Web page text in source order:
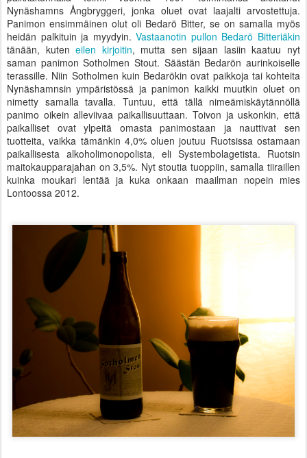
Nynäshamns Ångbryggeri, jonka oluet ovat laajalti arvostettuja.
Panimon ensimmäinen olut oli Bedarö Bitter, se on samalla myös
heidän palkituin ja myydyin.Vastaanotin pullon Bedarö Bitteriäkin
tänään, kuteneilen kirjoitin, mutta sen sijaan lasiin kaatuu nyt
saman panimon Sotholmen Stout. Säästän Bedarön aurinkoiselle
terassille. Niin Sotholmen kuin Bedarökin ovat paikkoja tai kohteita
Nynäshamnsin ympäristössä ja panimon kaikki muutkin oluet on
nimetty samalla tavalla. Tuntuu, että tällä nimeämiskäytännöllä
panimo oikein alleviivaa paikallisuuttaan. Toivon ja uskonkin, että
paikalliset ovat ylpeitä omasta panimostaan ja nauttivat sen
tuotteita, vaikka tämänkin 4,0% oluen joutuu Ruotsissa ostamaan
paikallisesta alkoholimonopolista, eli Systembolagetista. Ruotsin
maitokaupparajahan on 3,5%. Nyt stoutia tuoppiin, samalla tiiraillen
kuinka moukari lentää ja kuka onkaan maailman nopein mies
Lontoossa 2012.